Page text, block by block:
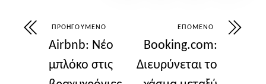
ΠΡΟΗΓΟΎΜΕΝΟ
Airbnb: Νέο
μπλόκο στις
ΕΠΌΜΕΝΟ
Booking.com:
Διευρύνεται το